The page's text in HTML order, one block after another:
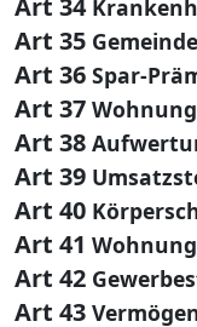
Art 34
Art 35
Art 36 Spar-
Art 37
Art 38
Art 39
Art 40
Art 41
Art 42
Art 43